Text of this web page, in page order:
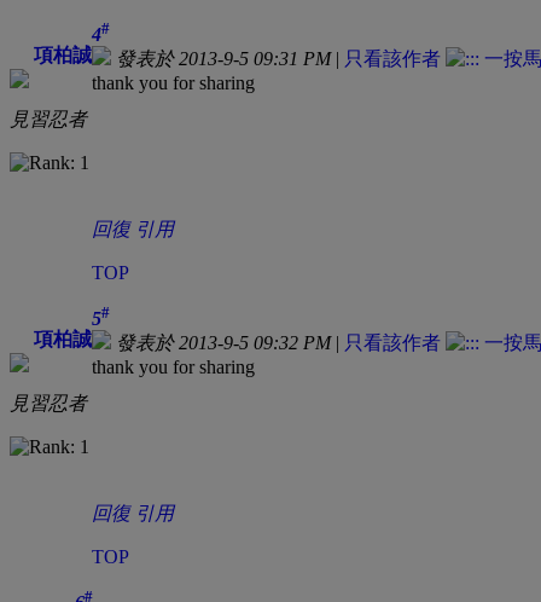
項柏誠
見習忍者
4#
發表於 2013-9-5 09:31 PM| 只看該作者
thank you for sharing
回復 引用
TOP
項柏誠
見習忍者
5#
發表於 2013-9-5 09:32 PM| 只看該作者
thank you for sharing
回復 引用
TOP
#